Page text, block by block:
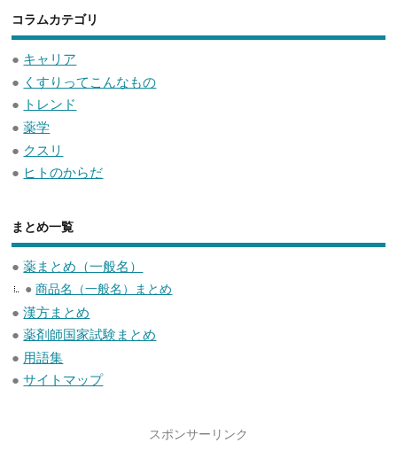
コラムカテゴリ
● キャリア
● くすりってこんなもの
● トレンド
●薬学
● クスリ
● ヒトのからだ
まとめ一覧
●薬まとめ（一般名）
●商品名（一般名）まとめ
●漢方まとめ
●薬剤師国家試験まとめ
● 用語集
●サイトマップ
スポンサーリンク